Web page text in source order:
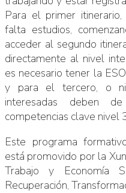
Para el primer
falta estudios,
acceder al segundo
directamente al nivel
es necesario tener la
y para el tercero, o
interesadas deben
competencias clave nivel
Este programa
está promovido por la
Trabajo y Economía
Recuperación,